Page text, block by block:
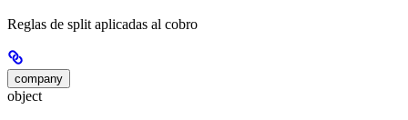
Reglas de split aplicadas al cobro
company
object